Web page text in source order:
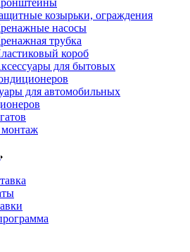
козырьки, ограждения
насосы
трубка
короб
для бытовых
для автомобильных
монтаж